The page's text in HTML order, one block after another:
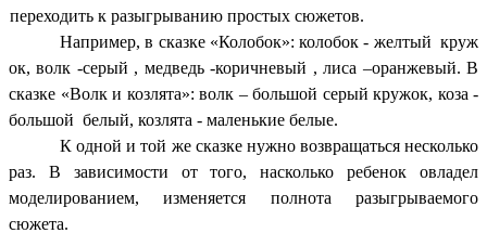
переходить к разыгрыванию простых сюжетов.
Например, в сказке «Колобок»: колобок - желтый круж
ок, волк -серый , медведь -коричневый , лиса –оранжевый. В
сказке «Волк и козлята»: волк – большой серый кружок, коза -
большой белый, козлята - маленькие белые.
К одной и той же сказке нужно возвращаться несколько
раз. В зависимости от того, насколько ребенок овладел
моделированием, изменяется полнота разыгрываемого
сюжета.